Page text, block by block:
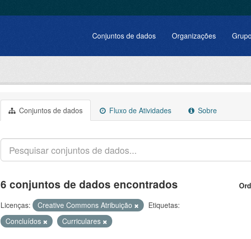
Conjuntos de dados Organizações
Conjuntos de dados Fluxo de Atividades Sobre
6 conjuntos de dados encontrados
Licenças: Creative Commons Atribuição
Etiquetas:
Concluídos
Curriculares